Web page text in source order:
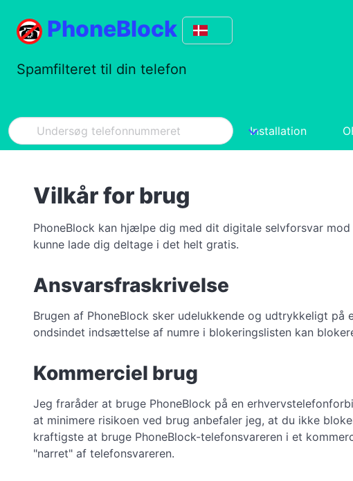
PhoneBlock
Spamfilteret til din telefon
Installation
Vilkår for brug
PhoneBlock kan hjælpe dig med dit digitale selvforsvar
kunne lade dig deltage i det helt gratis.
Ansvarsfraskrivelse
Brugen af PhoneBlock sker udelukkende og udtrykkeligt
ondsindet indsættelse af numre i blokeringslisten kan
Kommerciel brug
Jeg fraråder at bruge PhoneBlock på en
at minimere risikoen ved brug anbefaler jeg, at du ikke
kraftigste at bruge PhoneBlock-telefonsvareren i et
"narret" af telefonsvareren.